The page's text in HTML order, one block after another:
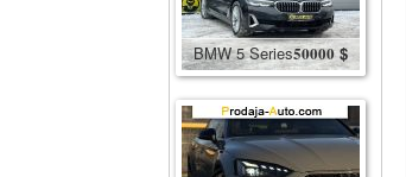
BMW 5 Series50000 $